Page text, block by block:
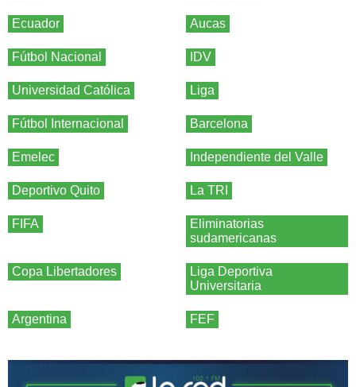
Ecuador Aucas
Fútbol Nacional IDV
Universidad Católica Liga
Fútbol Internacional Barcelona
Emelec Independiente del Valle
Deportivo Quito La TRI
FIFA
Eliminatorias
sudamericanas
Copa Libertadores
Liga Deportiva
Universitaria
Argentina FEF